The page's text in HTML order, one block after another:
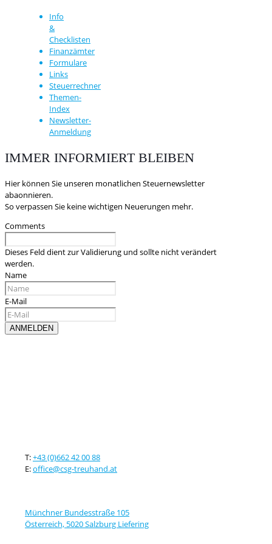
Info
&
Checklisten
Finanzämter
Formulare
Links
Steuerrechner
Themen-
Index
Newsletter-
Anmeldung
IMMER INFORMIERT BLEIBEN
Hier können Sie unseren monatlichen Steuernewsletter
abaonnieren.
So verpassen Sie keine wichtigen Neuerungen mehr.
Comments
Dieses Feld dient zur Validierung und sollte nicht verändert
werden.
Name
E-Mail
T:+43 (0)662 42 00 88
E:office@csg-treuhand.at
Münchner Bundesstraße 105
Österreich, 5020 Salzburg Liefering